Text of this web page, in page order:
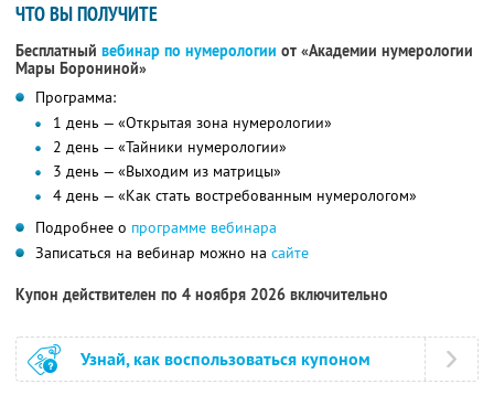
ЧТО ВЫ ПОЛУЧИТЕ
Бесплатный вебинар по нумерологии от «Академии нумерологии
Мары Борониной»
Программа:
1 день — «Открытая зона нумерологии»
2 день — «Тайники нумерологии»
3 день — «Выходим из матрицы»
4 день — «Как стать востребованным нумерологом»
Подробнее о программе вебинара
Записаться на вебинар можно на сайте
Купон действителен по 4 ноября 2026 включительно
Узнай, как воспользоваться купоном